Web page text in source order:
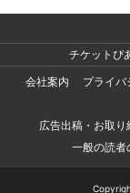
チケットぴ
会社案内
プライバ
広告出稿・お取
一般の読者